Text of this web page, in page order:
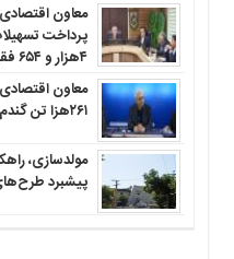
معاون اقتصادی
پرداخت
۴هزار و ۶۵۴ فقره وام ازدواج از ابتدای سال جاری
معاون اقتصادی
۲۶۱هزا تن گندم از کشاورزان استان
مولدسازی،
پیشبرد